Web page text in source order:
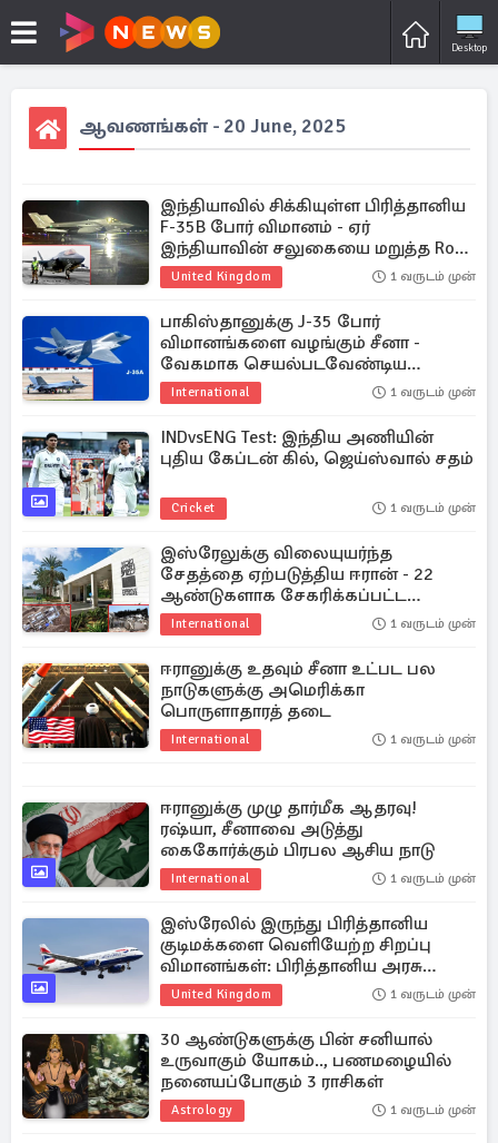
Desktop
ஆவணங்கள் - 20 June, 2025
இந்தியாவில் சிக்கியுள்ள பிரித்தானிய
F-35B போர் விமானம் - ஏர்
இந்தியாவின் சலுகையை மறுத்த Royal
Navy
United Kingdom 1 வருடம் முன்
பாகிஸ்தானுக்கு J-35 போர்
விமானங்களை வழங்கும் சீனா -
வேகமாக செயல்படவேண்டிய
அவசியத்தில் இந்தியா
International 1 வருடம் முன்
INDvsENG Test: இந்திய அணியின்
புதிய கேப்டன் கில், ஜெய்ஸ்வால் சதம்
Cricket 1 வருடம் முன்
இஸ்ரேலுக்கு விலையுயர்ந்த
சேதத்தை ஏற்படுத்திய ஈரான் - 22
ஆண்டுகளாக சேகரிக்கப்பட்ட
விஞ்ஞான தரவுகள் அழிப்பு
International 1 வருடம் முன்
ஈரானுக்கு உதவும் சீனா உட்பட பல
நாடுகளுக்கு அமெரிக்கா
பொருளாதாரத் தடை
International 1 வருடம் முன்
ஈரானுக்கு முழு தார்மீக ஆதரவு!
ரஷ்யா, சீனாவை அடுத்து
கைகோர்க்கும் பிரபல ஆசிய நாடு
International 1 வருடம் முன்
இஸ்ரேலில் இருந்து பிரித்தானிய
குடிமக்களை வெளியேற்ற சிறப்பு
விமானங்கள்: பிரித்தானிய அரசு
நடவடிக்கை!
United Kingdom 1 வருடம் முன்
30 ஆண்டுகளுக்கு பின் சனியால்
உருவாகும் யோகம்.., பணமழையில்
நனையப்போகும் 3 ராசிகள்
Astrology 1 வருடம் முன்